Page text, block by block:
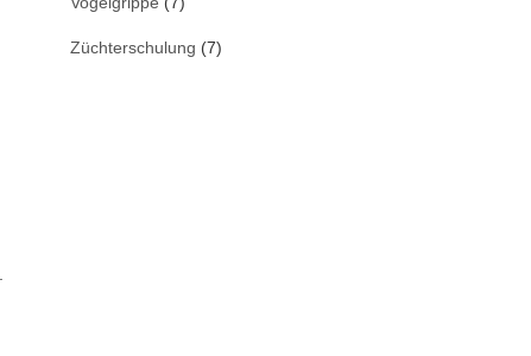
Züchterschulung (7)